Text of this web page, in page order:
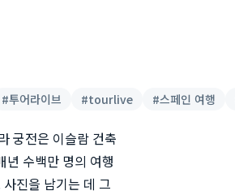
#투어라이브 #tourlive #스페인 여행
궁전은 이슬람 건축
년 수백만 명의 여행
진을 남기는 데 그